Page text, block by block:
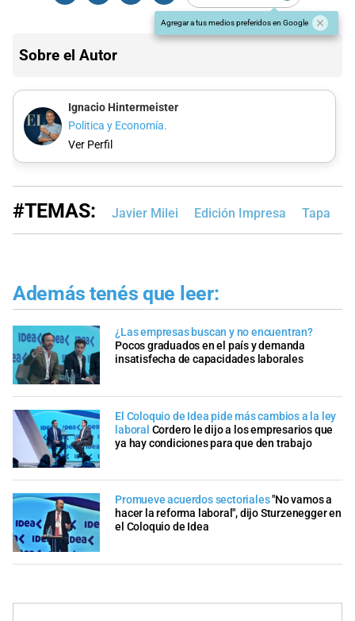
Agregar a tus medios preferidos en Google
Sobre el Autor
Ignacio Hintermeister
Politica y Economía.
Ver Perfil
#TEMAS: Javier Milei Edición Impresa Tapa
Además tenés que leer:
¿Las empresas buscan y no encuentran?
Pocos graduados en el país y demanda
insatisfecha de capacidades laborales
El Coloquio de Idea pide más cambios a la ley
laboral Cordero le dijo a los empresarios que
ya hay condiciones para que den trabajo
Promueve acuerdos sectoriales"No vamos a
hacer la reforma laboral", dijo Sturzenegger en
el Coloquio de Idea